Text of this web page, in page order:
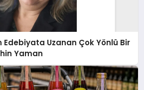
Edebiyata Uzanan Çok Yönlü Bir
Yaman